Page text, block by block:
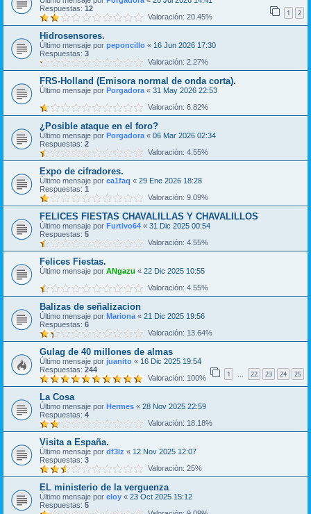
Respuestas: 12 1 2
Valoración: 20.45%
Hidrosensores.
Último mensaje por peponcillo « 16 Jun 2026 17:30
Respuestas: 3
Valoración: 2.27%
FRS-Holland (Emisora normal de onda corta).
Último mensaje por Porgadora « 31 May 2026 22:53
Valoración: 6.82%
¿Posible ataque en el foro?
Último mensaje por Porgadora « 06 Mar 2026 02:34
Respuestas: 2
Valoración: 4.55%
Expo de cifradores.
Último mensaje por ea1faq « 29 Ene 2026 18:28
Respuestas: 1
Valoración: 9.09%
FELICES FIESTAS CHAVALILLAS Y CHAVALILLOS
Último mensaje por Furtivo64 « 31 Dic 2025 00:54
Respuestas: 5
Valoración: 4.55%
Felices Fiestas.
Último mensaje por ANgazu « 22 Dic 2025 10:55
Valoración: 4.55%
Balizas de señalizacion
Último mensaje por Mariona « 21 Dic 2025 19:56
Respuestas: 6
Valoración: 13.64%
Gulag de 40 millones de almas
Último mensaje por juanito « 16 Dic 2025 19:54
Respuestas: 244 1 … 22 23 24 25
Valoración: 100%
La Cosa
Último mensaje por Hermes « 28 Nov 2025 22:59
Respuestas: 4
Valoración: 18.18%
Visita a España.
Último mensaje por df3lz « 12 Nov 2025 12:07
Respuestas: 3
Valoración: 25%
EL ministerio de la verguenza
Último mensaje por eloy « 23 Oct 2025 15:12
Respuestas: 5